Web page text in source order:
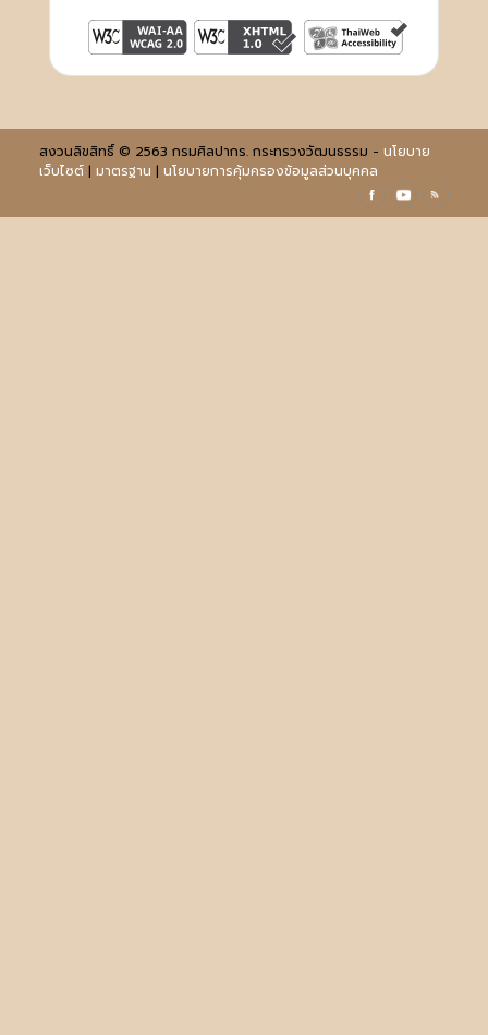
สงวนลิขสิทธิ์ © 2563 กรมศิลปากร. กระทรวงวัฒนธรรม - นโยบาย
เว็บไซต์| มาตรฐาน | นโยบายการคุ้มครองข้อมูลส่วนบุคคล